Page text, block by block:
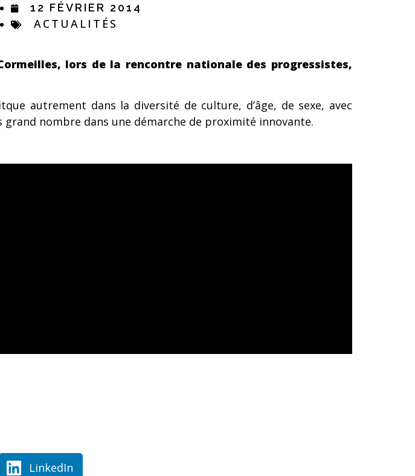
12 FÉVRIER 2014
ACTUALITÉS
lors de la rencontre nationale des progressistes,
autrement dans la diversité de culture, d’âge, de sexe, avec
nombre dans une démarche de proximité innovante.
LinkedIn